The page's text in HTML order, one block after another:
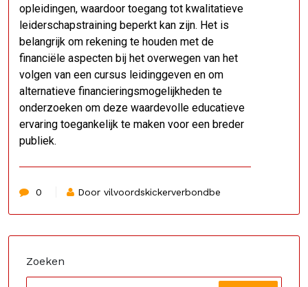
opleidingen, waardoor toegang tot kwalitatieve
leiderschapstraining beperkt kan zijn. Het is
belangrijk om rekening te houden met de
financiële aspecten bij het overwegen van het
volgen van een cursus leidinggeven en om
alternatieve financieringsmogelijkheden te
onderzoeken om deze waardevolle educatieve
ervaring toegankelijk te maken voor een breder
publiek.
0 Door vilvoordskickerverbondbe
Zoeken